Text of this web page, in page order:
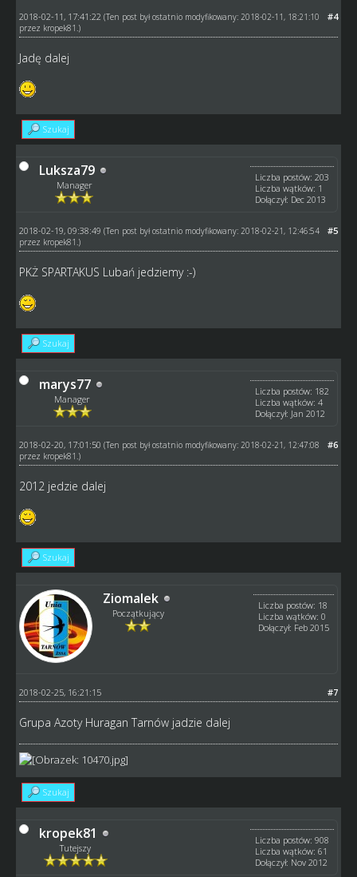
#4
2018-02-11, 17:41:22 (Ten post był ostatnio modyfikowany: 2018-02-11, 18:21:10
przez kropek81 .)
Jadę dalej
Szukaj
Luksza79
Manager
Liczba postów: 203
Liczba wątków: 1
Dołączył: Dec 2013
#5
2018-02-19, 09:38:49 (Ten post był ostatnio modyfikowany: 2018-02-21, 12:46:54
przez kropek81 .)
PKŻ SPARTAKUS Lubań jedziemy :-)
Szukaj
marys77
Manager
Liczba postów: 182
Liczba wątków: 4
Dołączył: Jan 2012
#6
2018-02-20, 17:01:50 (Ten post był ostatnio modyfikowany: 2018-02-21, 12:47:08
przez kropek81 .)
2012 jedzie dalej
Szukaj
Ziomalek
Początkujący
Liczba postów: 18
Liczba wątków: 0
Dołączył: Feb 2015
#7
2018-02-25, 16:21:15
Grupa Azoty Huragan Tarnów jadzie dalej
Szukaj
kropek81
Tutejszy
Liczba postów: 908
Liczba wątków: 61
Dołączył: Nov 2012